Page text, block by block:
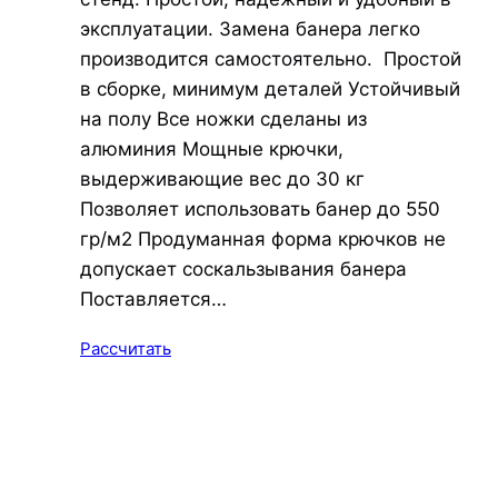
эксплуатации. Замена банера легко
производится самостоятельно. Простой
в сборке, минимум деталей Устойчивый
на полу Все ножки сделаны из
алюминия Мощные крючки,
выдерживающие вес до 30 кг
Позволяет использовать банер до 550
гр/м2 Продуманная форма крючков не
допускает соскальзывания банера
Поставляется…
Рассчитать